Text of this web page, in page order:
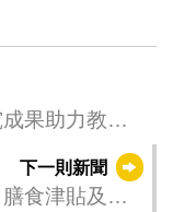
果助力教育
下一則新聞
食津貼及學